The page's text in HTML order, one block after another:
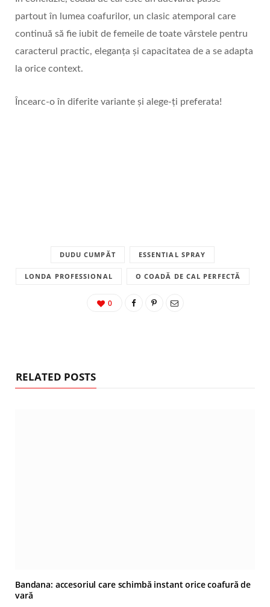
partout în lumea coafurilor, un clasic atemporal care
continuă să fie iubit de femeile de toate vârstele pentru
caracterul practic, eleganța și capacitatea de a se adapta
la orice context.
Încearc-o în diferite variante și alege-ți preferata!
DUDU CUMPĂT ESSENTIAL SPRAY
LONDA PROFESSIONAL O COADĂ DE CAL PERFECTĂ
0
RELATED POSTS
Bandana: accesoriul care schimbă instant orice coafură de
vară